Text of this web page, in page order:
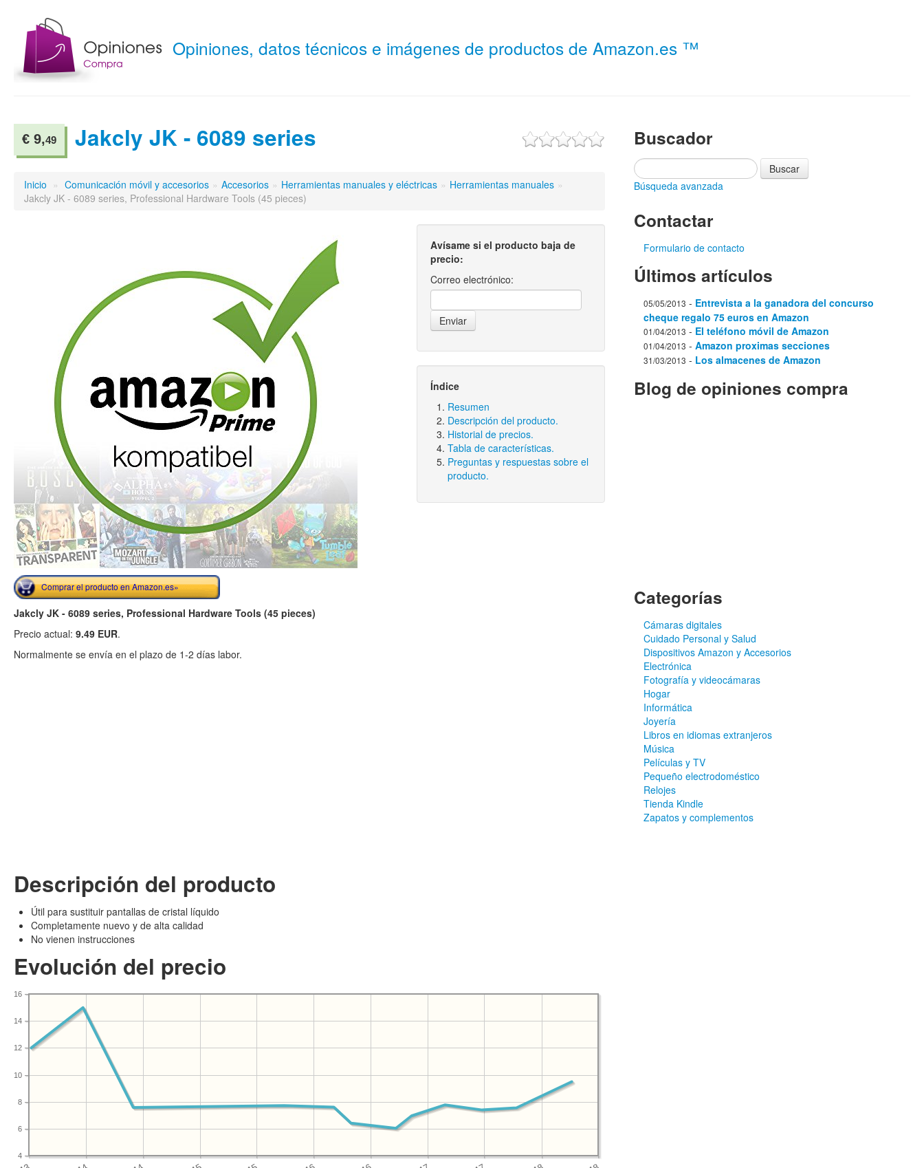
Opiniones, datos técnicos e imágenes de productos de Amazon.es ™
€ 9,49 Jakcly JK - 6089 series
Inicio » Comunicación móvil y accesorios » Accesorios » Herramientas manuales y eléctricas » Herramientas manuales »
Jakcly JK - 6089 series, Professional Hardware Tools (45 pieces)
Avísame si el producto baja de
precio:
Correo electrónico:
Índice
Resumen
Descripción del producto.
Historial de precios.
Tabla de características.
Preguntas y respuestas sobre el
producto.
Comprar el producto en Amazon.es»
Jakcly JK - 6089 series, Professional Hardware Tools (45 pieces)
Precio actual: 9.49 EUR.
Normalmente se envía en el plazo de 1-2 días labor.
Descripción del producto
Útil para sustituir pantallas de cristal líquido
Completamente nuevo y de alta calidad
No vienen instrucciones
Evolución del precio
4
6
8
10
12
14
16
Buscador
Búsqueda avanzada
Contactar
Formulario de contacto
Últimos artículos
05/05/2013 - Entrevista a la ganadora del concurso
cheque regalo 75 euros en Amazon
01/04/2013 - El teléfono móvil de Amazon
01/04/2013 - Amazon proximas secciones
31/03/2013 - Los almacenes de Amazon
Blog de opiniones compra
Categorías
Cámaras digitales
Cuidado Personal y Salud
Dispositivos Amazon y Accesorios
Electrónica
Fotografía y videocámaras
Hogar
Informática
Joyería
Libros en idiomas extranjeros
Música
Películas y TV
Pequeño electrodoméstico
Relojes
Tienda Kindle
Zapatos y complementos